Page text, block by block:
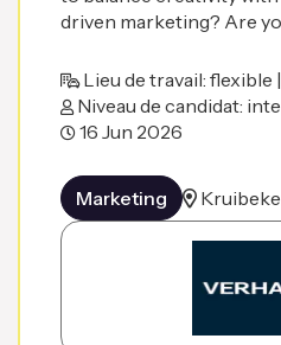
driven marketing? Are
Lieu de travail: flexible |
Niveau de candidat:
16 Jun 2026
Marketing Kruibeke